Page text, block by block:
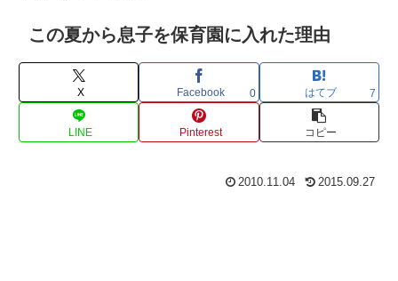
この夏から息子を保育園に入れた理由
X Facebook 0 はてブ 7
LINE Pinterest コピー
2010.11.04 2015.09.27